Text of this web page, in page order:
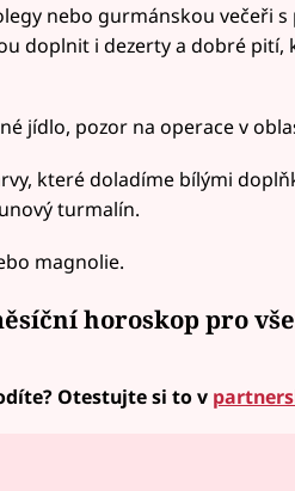
nebo gurmánskou večeři
doplnit i dezerty a dobré pití,
jídlo, pozor na operace v
které doladíme bílými
turmalín.
magnolie.
horoskop pro
Otestujte si to v